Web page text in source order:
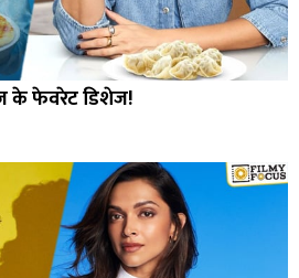
के फेवरेट डिशेज!